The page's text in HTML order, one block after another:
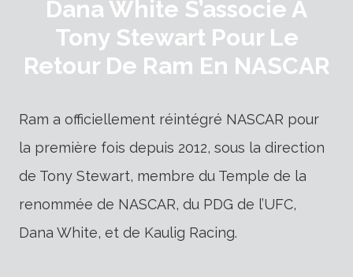
Dana White S’associe À
Tony Stewart Pour Le
Retour De Ram En NASCAR
Ram a officiellement réintégré NASCAR pour
la première fois depuis 2012, sous la direction
de Tony Stewart, membre du Temple de la
renommée de NASCAR, du PDG de l’UFC,
Dana White, et de Kaulig Racing.